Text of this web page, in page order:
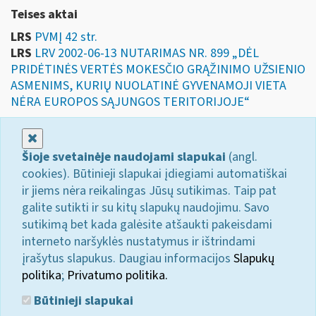
Teises aktai
LRS PVMĮ 42 str.
LRS LRV 2002-06-13 NUTARIMAS NR. 899 „DĖL
PRIDĖTINĖS VERTĖS MOKESČIO GRĄŽINIMO UŽSIENIO
ASMENIMS, KURIŲ NUOLATINĖ GYVENAMOJI VIETA
NĖRA EUROPOS SĄJUNGOS TERITORIJOJE“
Šioje svetainėje naudojami slapukai (angl.
cookies). Būtinieji slapukai įdiegiami automatiškai
ir jiems nėra reikalingas Jūsų sutikimas. Taip pat
galite sutikti ir su kitų slapukų naudojimu. Savo
sutikimą bet kada galėsite atšaukti pakeisdami
interneto naršyklės nustatymus ir ištrindami
įrašytus slapukus. Daugiau informacijos Slapukų
politika; Privatumo politika.
Būtinieji slapukai